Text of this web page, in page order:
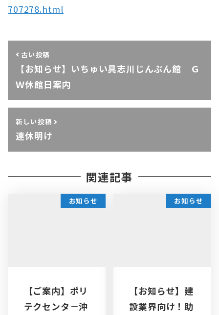
707278.html
古い投稿
【お知らせ】いちゅい具志川じんぶん館 Ｇ
Ｗ休館日案内
新しい投稿
連休明け
関連記事
お知らせ
【ご案内】ポリ
テクセンタ－沖
お知らせ
【お知らせ】建
設業界向け！助